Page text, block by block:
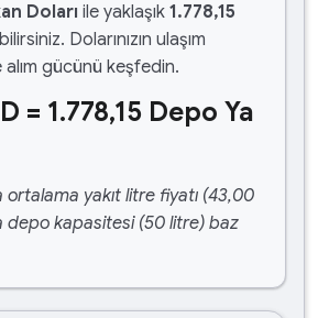
Doları ile yaklaşık 1.778,15
Dolarınızın ulaşım
gücünü keşfedin.
= 1.778,15 Depo Ya
yakıt litre fiyatı (43,00
depo kapasitesi (50 litre) baz